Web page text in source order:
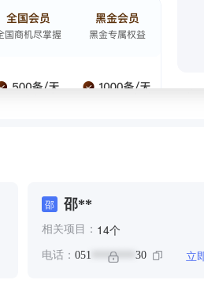
邵 邵**
相关项目： 14个
电话： 051 ******** 30 立